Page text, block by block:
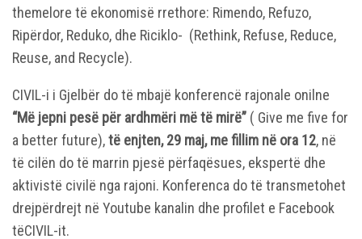
themelore të ekonomisë rrethore: Rimendo, Refuzo,
Ripërdor, Reduko, dhe Riciklo- (Rethink, Refuse, Reduce,
Reuse, and Recyclе).
CIVIL-i i Gjelbër do të mbajë konferencë rajonale onilne
“Më jepni pesë për ardhmëri më të mirë” ( Give me five for
a better future),të enjten, 29 maj, me fillim në ora 12, në
të cilën do të marrin pjesë përfaqësues, ekspertë dhe
aktivistë civilë nga rajoni. Konferenca do të transmetohet
drejpërdrejt në Youtube kanalin dhe profilet e Facebook
tëCIVIL-it.